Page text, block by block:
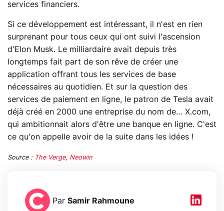
services financiers.
Si ce développement est intéressant, il n'est en rien
surprenant pour tous ceux qui ont suivi l'ascension
d'Elon Musk. Le milliardaire avait depuis très
longtemps fait part de son rêve de créer une
application offrant tous les services de base
nécessaires au quotidien. Et sur la question des
services de paiement en ligne, le patron de Tesla avait
déjà créé en 2000 une entreprise du nom de… X.com,
qui ambitionnait alors d'être une banque en ligne. C'est
ce qu'on appelle avoir de la suite dans les idées !
Source : The Verge, Neowin
Par Samir Rahmoune